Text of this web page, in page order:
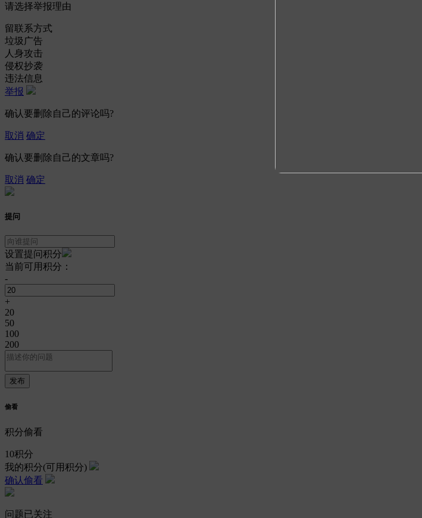
请选择举报理由
留联系方式
垃圾广告
人身攻击
侵权抄袭
违法信息
举报
确认要删除自己的评论吗?
取消 确定
确认要删除自己的文章吗?
取消 确定
提问
设置提问积分
当前可用积分：
-
+
20
50
100
200
偷看
积分偷看
10积分
我的积分(可用积分)
确认偷看
问题已关注